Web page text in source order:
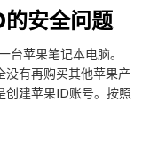
安全问题
台苹果笔记本电脑。
没有再购买其他苹果产
创建苹果ID账号。按照